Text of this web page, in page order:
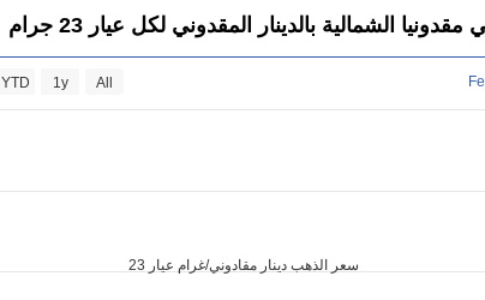
الشمالية بالدينار المقدوني لكل عيار 23 جرام
سعر الذهب دينار مقادوني/غرام عيار 23
YTD 1y All